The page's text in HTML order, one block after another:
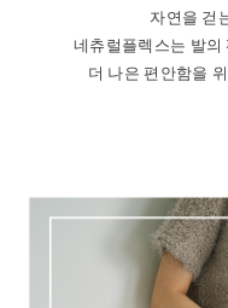
자연을 걷
네츄럴플렉스는 발의
더 나은 편안함을